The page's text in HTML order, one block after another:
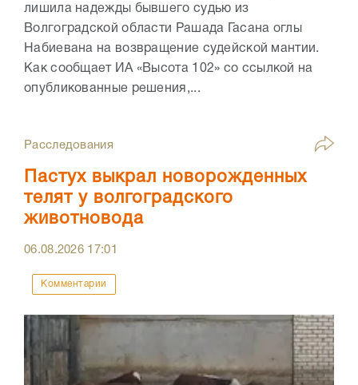
лишила надежды бывшего судью из
Волгоградской области Рашада Гасана оглы
Набиевана на возвращение судейской мантии.
Как сообщает ИА «Высота 102» со ссылкой на
опубликованные решения,...
Расследования
Пастух выкрал новорожденных
телят у волгоградского
животновода
06.08.2026 17:01
Комментарии